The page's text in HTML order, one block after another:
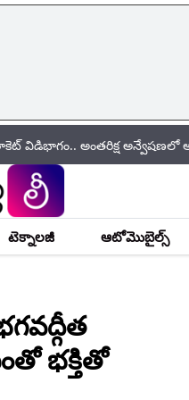
అంతరిక్ష అన్వేషణలో అరుదైన
టెక్నాలజీ ఆటోమొబైల్స్
భ‌క్తితో